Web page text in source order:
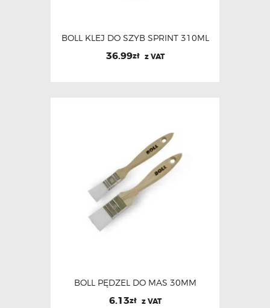
BOLL KLEJ DO SZYB SPRINT 310ML
36.99zł z VAT
BOLL PĘDZEL DO MAS 30MM
6.13zł z VAT